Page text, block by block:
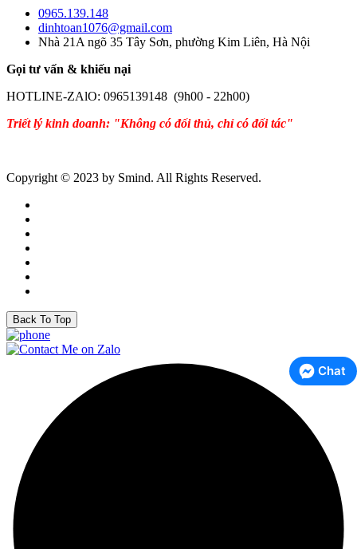
0965.139.148
dinhtoan1076@gmail.com
Nhà 21A ngõ 35 Tây Sơn, phường Kim Liên, Hà Nội
Gọi tư vấn & khiếu nại
HOTLINE-ZAlO: 0965139148 (9h00 - 22h00)
Triết lý kinh doanh: "Không có đối thủ, chỉ có đối tác"
Copyright © 2023 by Smind. All Rights Reserved.
Back To Top
Chat